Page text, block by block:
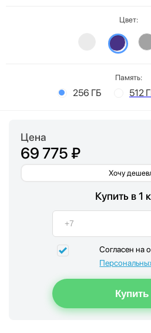
Цвет:
Память:
256 ГБ 512
Цена
69 775 ₽
Хочу
Купить в 1
Согласен на